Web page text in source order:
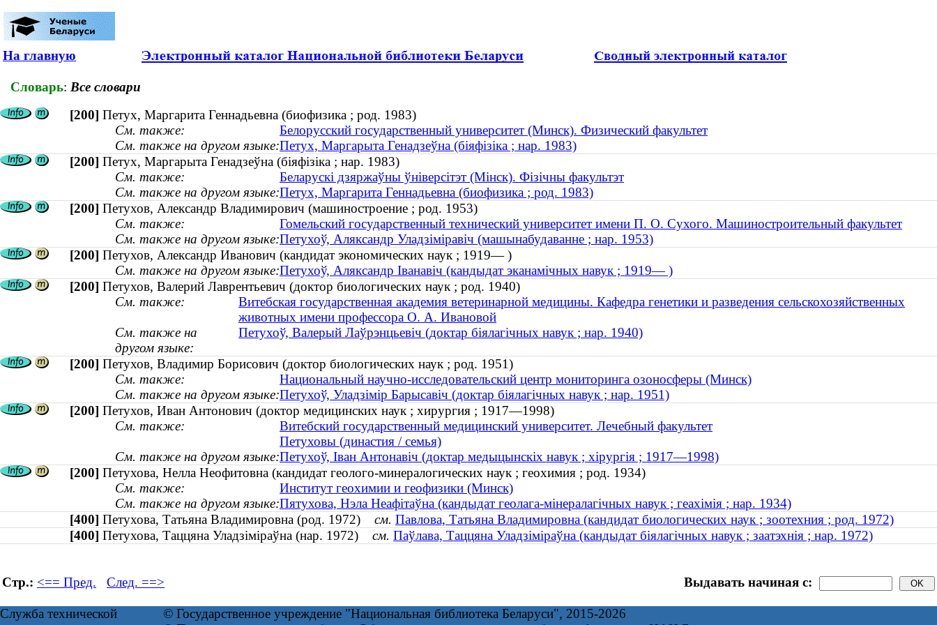
На главную
Словарь: Все словари
[200] Петух, Маргарита Геннадьевна (биофизика ; род. 1983)
См. также:
Белорусский государственный университет (Минск). Физический факультет
См. также на другом языке:Петух, Маргарыта Генадзеўна (біяфізіка ; нар. 1983)
[200] Петух, Маргарыта Генадзеўна (біяфізіка ; нар. 1983)
См. также:
Беларускі дзяржаўны ўніверсітэт (Мінск). Фізічны факультэт
См. также на другом языке:Петух, Маргарита Геннадьевна (биофизика ; род. 1983)
[200] Петухов, Александр Владимирович (машиностроение ; род. 1953)
См. также:
Гомельский государственный технический университет имени П. О. Сухого. Машиностроительный факультет
См. также на другом языке:Петухоў, Аляксандр Уладзіміравіч (машынабудаванне ; нар. 1953)
[200] Петухов, Александр Иванович (кандидат экономических наук ; 1919— )
См. также на другом языке:Петухоў, Аляксандр Іванавіч (кандыдат эканамічных навук ; 1919— )
[200] Петухов, Валерий Лаврентьевич (доктор биологических наук ; род. 1940)
См. также:
Витебская государственная академия ветеринарной медицины. Кафедра генетики и разведения сельскохозяйственных
животных имени профессора О. А. Ивановой
См. также на
другом языке:
Петухоў, Валерый Лаўрэнцьевіч (доктар біялагічных навук ; нар. 1940)
[200] Петухов, Владимир Борисович (доктор биологических наук ; род. 1951)
См. также:
Национальный научно-исследовательский центр мониторинга озоносферы (Минск)
См. также на другом языке:Петухоў, Уладзімір Барысавіч (доктар біялагічных навук ; нар. 1951)
[200] Петухов, Иван Антонович (доктор медицинских наук ; хирургия ; 1917—1998)
См. также:
Витебский государственный медицинский университет. Лечебный факультет
Петуховы (династия / семья)
См. также на другом языке:Петухоў, Іван Антонавіч (доктар медыцынскіх навук ; хірургія ; 1917—1998)
[200] Петухова, Нелла Неофитовна (кандидат геолого-минералогических наук ; геохимия ; род. 1934)
См. также:
Институт геохимии и геофизики (Минск)
См. также на другом языке:Пятухова, Нэла Неафітаўна (кандыдат геолага-мінералагічных навук ; геахімія ; нар. 1934)
[400] Петухова, Татьяна Владимировна (род. 1972) см. Павлова, Татьяна Владимировна (кандидат биологических наук ; зоотехния ; род. 1972)
[400] Петухова, Таццяна Уладзіміраўна (нар. 1972) см. Паўлава, Таццяна Уладзіміраўна (кандыдат біялагічных навук ; заатэхнія ; нар. 1972)
Стр.: <== Пред. След. ==> Выдавать начиная с:
Служба технической
© Государственное учреждение "Национальная библиотека Беларуси", 2015-2026